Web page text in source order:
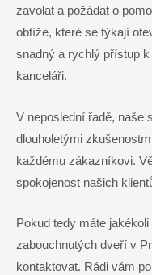
zavolat a požádat o
obtíže, které se týkají
snadný a rychlý přístup
kanceláři.
V neposlední řadě, naše
dlouholetými
každému zákazníkovi.
spokojenost našich
Pokud tedy máte
zabouchnutých dveří v
kontaktovat. Rádi vám